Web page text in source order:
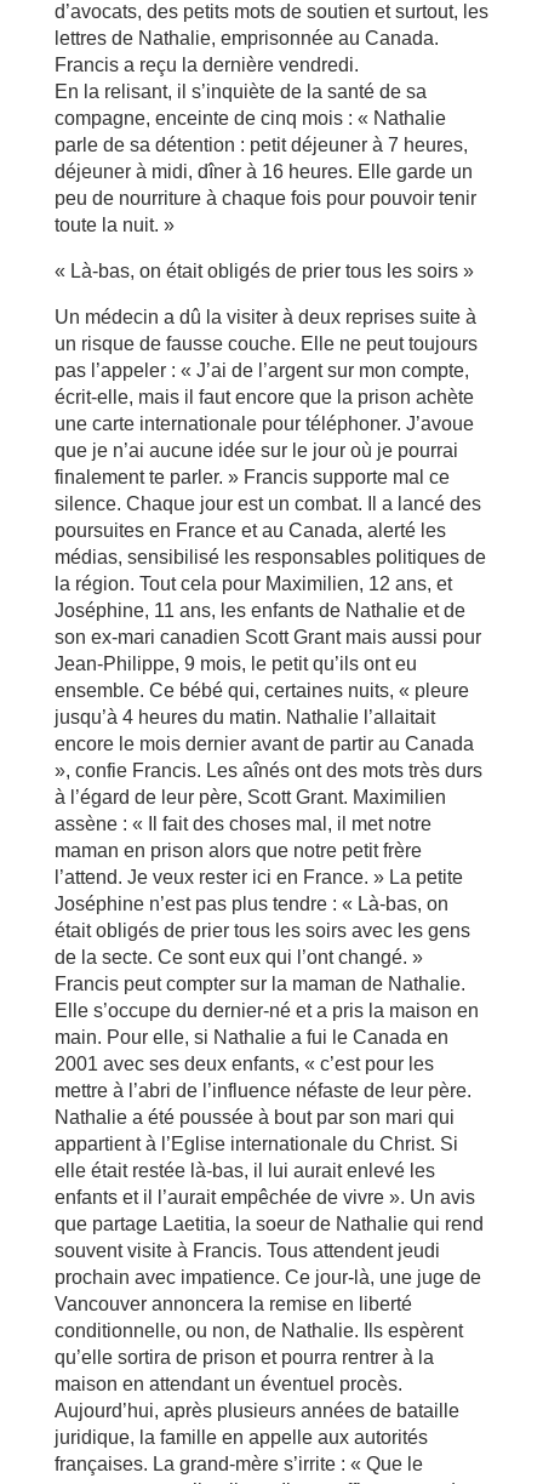
d’avocats, des petits mots de soutien et surtout, les
lettres de Nathalie, emprisonnée au Canada.
Francis a reçu la dernière vendredi.
En la relisant, il s’inquiète de la santé de sa
compagne, enceinte de cinq mois : « Nathalie
parle de sa détention : petit déjeuner à 7 heures,
déjeuner à midi, dîner à 16 heures. Elle garde un
peu de nourriture à chaque fois pour pouvoir tenir
toute la nuit. »
« Là-bas, on était obligés de prier tous les soirs »
Un médecin a dû la visiter à deux reprises suite à
un risque de fausse couche. Elle ne peut toujours
pas l’appeler : « J’ai de l’argent sur mon compte,
écrit-elle, mais il faut encore que la prison achète
une carte internationale pour téléphoner. J’avoue
que je n’ai aucune idée sur le jour où je pourrai
finalement te parler. » Francis supporte mal ce
silence. Chaque jour est un combat. Il a lancé des
poursuites en France et au Canada, alerté les
médias, sensibilisé les responsables politiques de
la région. Tout cela pour Maximilien, 12 ans, et
Joséphine, 11 ans, les enfants de Nathalie et de
son ex-mari canadien Scott Grant mais aussi pour
Jean-Philippe, 9 mois, le petit qu’ils ont eu
ensemble. Ce bébé qui, certaines nuits, « pleure
jusqu’à 4 heures du matin. Nathalie l’allaitait
encore le mois dernier avant de partir au Canada
», confie Francis. Les aînés ont des mots très durs
à l’égard de leur père, Scott Grant. Maximilien
assène : « Il fait des choses mal, il met notre
maman en prison alors que notre petit frère
l’attend. Je veux rester ici en France. » La petite
Joséphine n’est pas plus tendre : « Là-bas, on
était obligés de prier tous les soirs avec les gens
de la secte. Ce sont eux qui l’ont changé. »
Francis peut compter sur la maman de Nathalie.
Elle s’occupe du dernier-né et a pris la maison en
main. Pour elle, si Nathalie a fui le Canada en
2001 avec ses deux enfants, « c’est pour les
mettre à l’abri de l’influence néfaste de leur père.
Nathalie a été poussée à bout par son mari qui
appartient à l’Eglise internationale du Christ. Si
elle était restée là-bas, il lui aurait enlevé les
enfants et il l’aurait empêchée de vivre ». Un avis
que partage Laetitia, la soeur de Nathalie qui rend
souvent visite à Francis. Tous attendent jeudi
prochain avec impatience. Ce jour-là, une juge de
Vancouver annoncera la remise en liberté
conditionnelle, ou non, de Nathalie. Ils espèrent
qu’elle sortira de prison et pourra rentrer à la
maison en attendant un éventuel procès.
Aujourd’hui, après plusieurs années de bataille
juridique, la famille en appelle aux autorités
françaises. La grand-mère s’irrite : « Que le